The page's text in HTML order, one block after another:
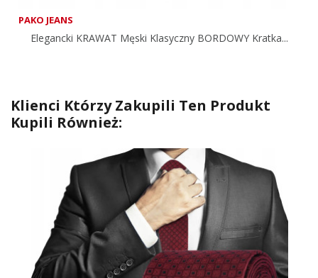
PAKO JEANS
Elegancki KRAWAT Męski Klasyczny BORDOWY Kratka...
Klienci Którzy Zakupili Ten Produkt
Kupili Również: